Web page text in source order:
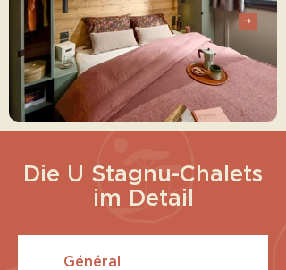
Die U Stagnu-Chalets
im Detail
Général